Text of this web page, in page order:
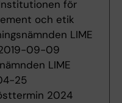
för
och etik
LIME
09-09
LIME
25
2024